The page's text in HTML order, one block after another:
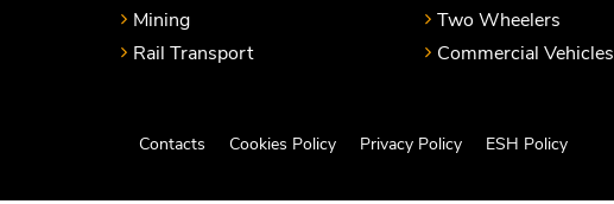
Mining
Rail Transport
Two Wheelers
Commercial Vehicles
Contacts Cookies Policy Privacy Policy ESH Policy